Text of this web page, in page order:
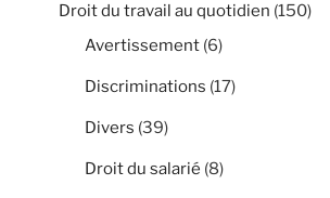
Droit du travail au quotidien (150)
Avertissement (6)
Discriminations (17)
Divers (39)
Droit du salarié (8)